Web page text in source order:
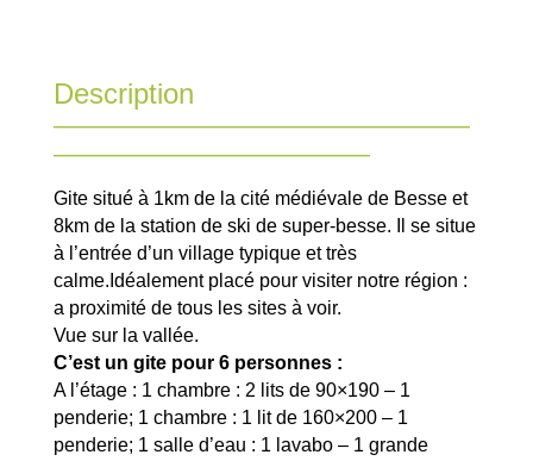
Description
—————————————————————————
———————————————————
Gite situé à 1km de la cité médiévale de Besse et
8km de la station de ski de super-besse. Il se situe
à l’entrée d’un village typique et très
calme.Idéalement placé pour visiter notre région :
a proximité de tous les sites à voir.
Vue sur la vallée.
C’est un gite pour 6 personnes :
A l’étage : 1 chambre : 2 lits de 90×190 – 1
penderie; 1 chambre : 1 lit de 160×200 – 1
penderie; 1 salle d’eau : 1 lavabo – 1 grande